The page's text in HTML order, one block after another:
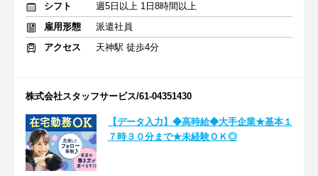
シフト
週5日以上 1日8時間以上
雇用形態
派遣社員
アクセス
天神駅 徒歩4分
株式会社スタッフサービス/61-04351430
【データ入力】◆高時給◆大手企業★基本１
７時３０分まで★未経験ＯＫ◎